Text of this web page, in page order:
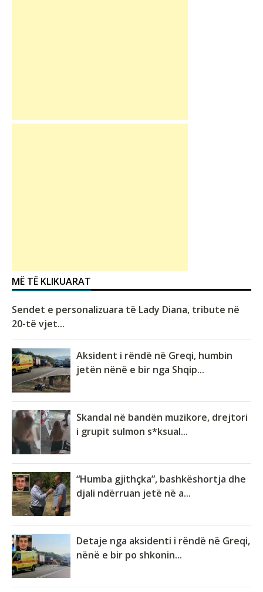
MË TË KLIKUARAT
Sendet e personalizuara të Lady Diana, tribute në
20-të vjet...
Aksident i rëndë në Greqi, humbin
jetën nënë e bir nga Shqip...
Skandal në bandën muzikore, drejtori
i grupit sulmon s*ksual...
“Humba gjithçka”, bashkëshortja dhe
djali ndërruan jetë në a...
Detaje nga aksidenti i rëndë në Greqi,
nënë e bir po shkonin...